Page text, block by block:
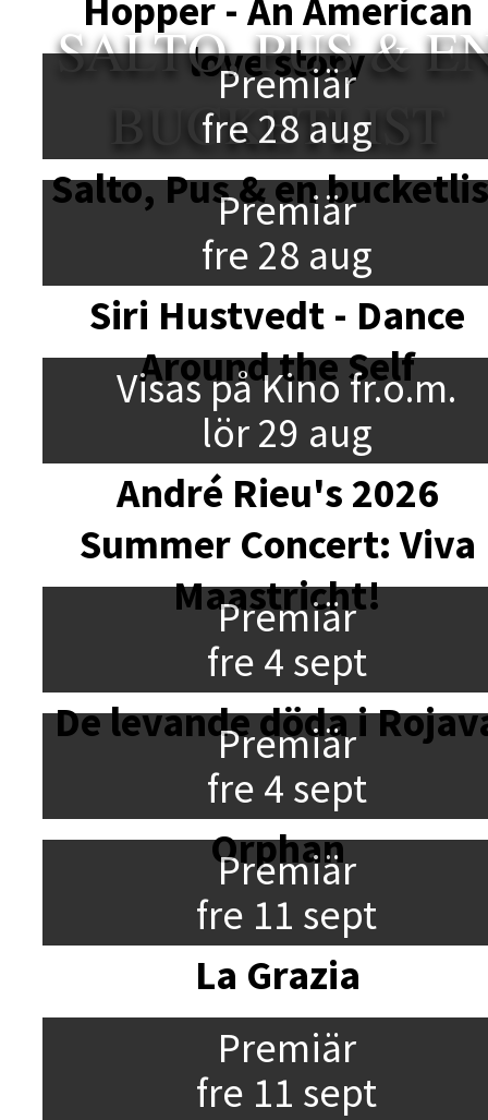
love story
SALTO, PUS &
BUCKETLIST
Premiär
fre 28 aug
Salto, Pus & en
Premiär
fre 28 aug
Siri Hustvedt - Dance
Around the Self
Visas på Kino fr.o.m.
lör 29 aug
André Rieu's 2026
Summer Concert: Viva
Maastricht!
Premiär
fre 4 sept
De levande döda i
Premiär
fre 4 sept
Orphan
Premiär
fre 11 sept
La Grazia
Premiär
fre 11 sept